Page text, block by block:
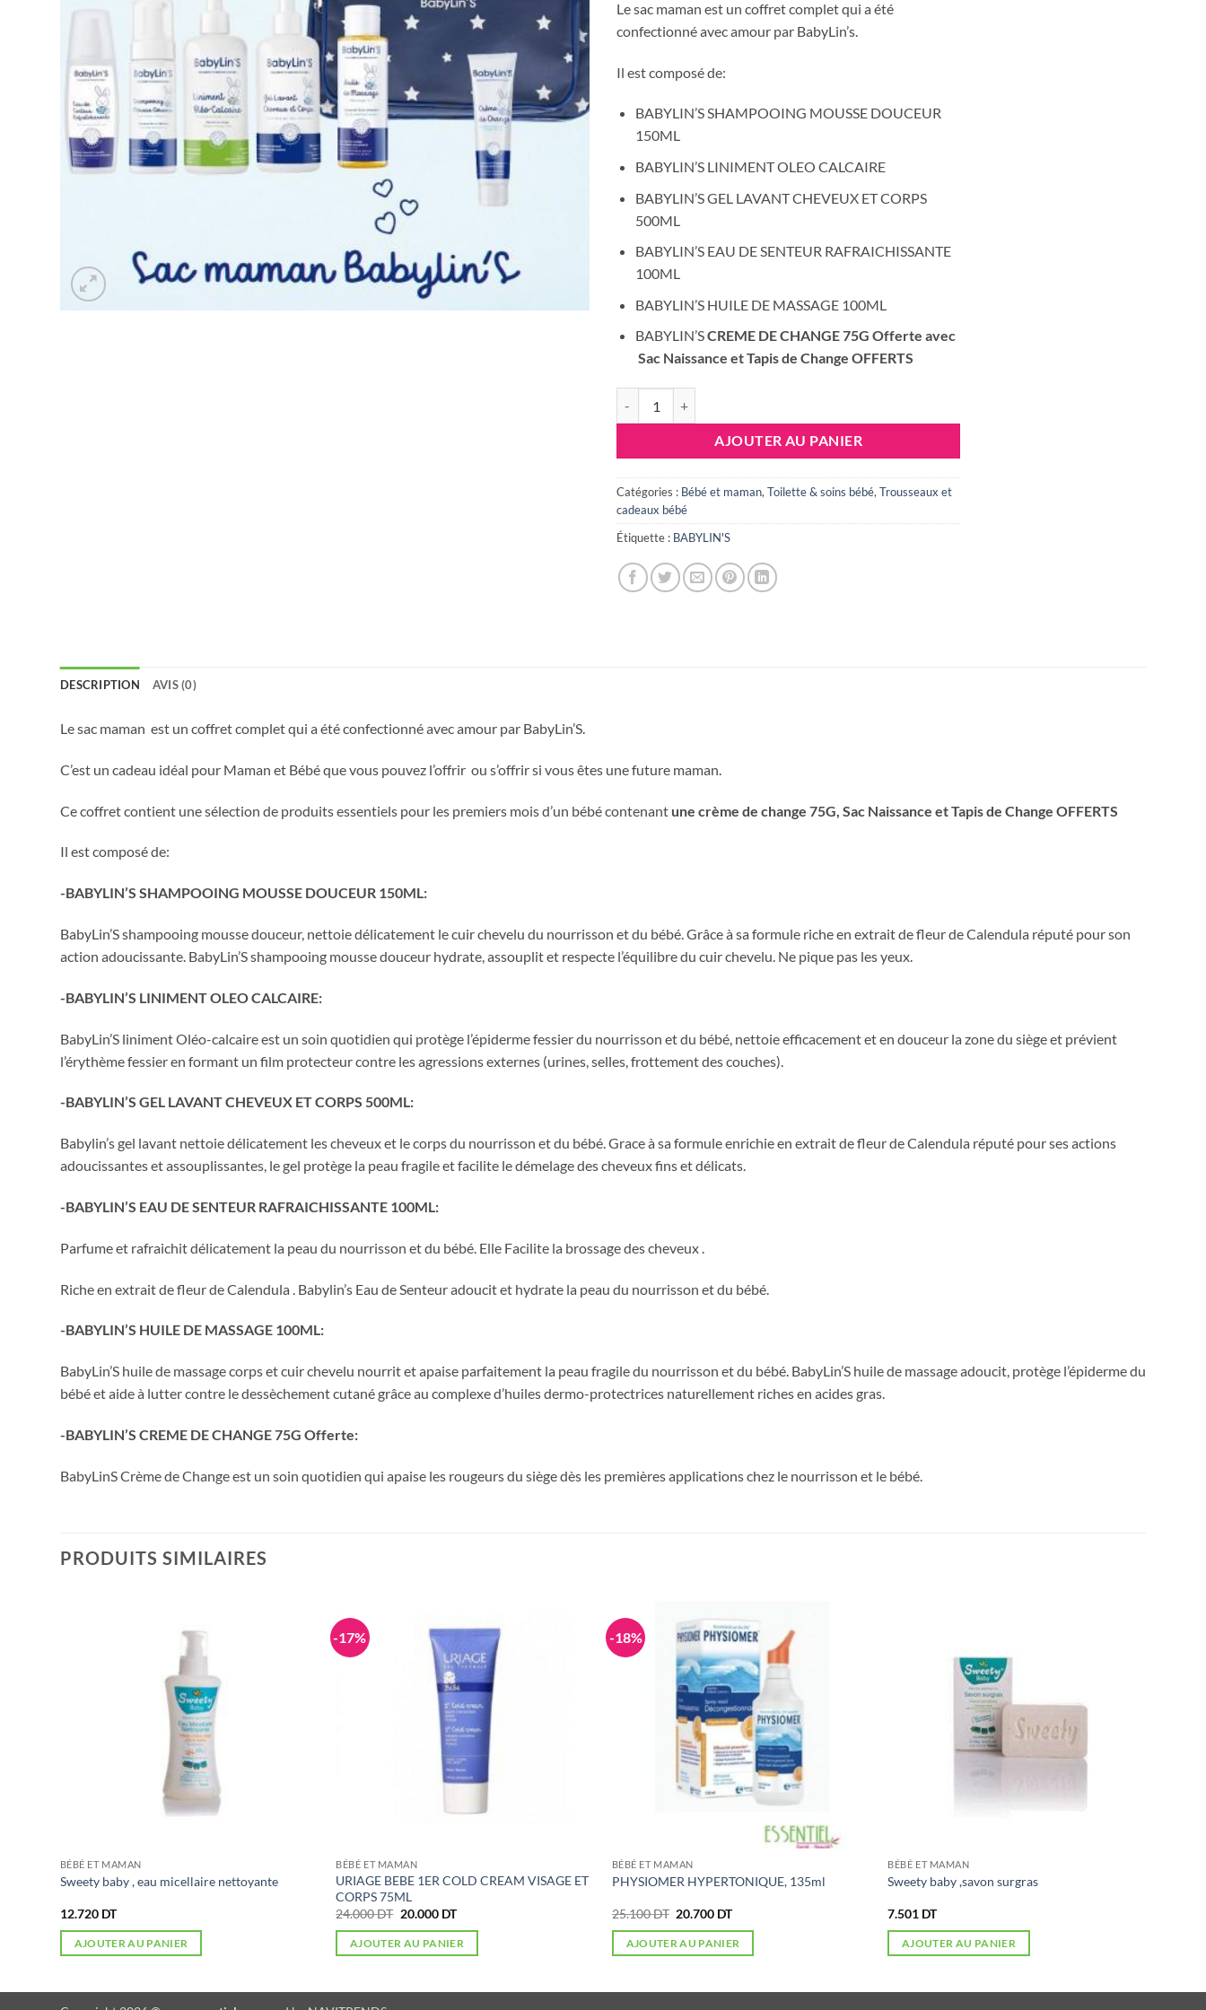
initial
était :
Le sac maman est un coffret complet qui a été
confectionné avec amour par BabyLin’s.
Il est composé de:
BABYLIN’S SHAMPOOING MOUSSE DOUCEUR
150ML
BABYLIN’S LINIMENT OLEO CALCAIRE
BABYLIN’S GEL LAVANT CHEVEUX ET CORPS
500ML
BABYLIN’S EAU DE SENTEUR RAFRAICHISSANTE
100ML
BABYLIN’S HUILE DE MASSAGE 100ML
BABYLIN’SCREME DE CHANGE 75G Offerte avec
Sac Naissance et Tapis de Change OFFERTS
AJOUTER AU PANIER
Catégories : Bébé et maman, Toilette & soins bébé, Trousseaux et
cadeaux bébé
Étiquette : BABYLIN'S
DESCRIPTION AVIS (0)
Le sac maman est un coffret complet qui a été confectionné avec amour par BabyLin’S.
C’est un cadeau idéal pour Maman et Bébé que vous pouvez l’offrir ou s’offrir si vous êtes une future maman.
Ce coffret contient une sélection de produits essentiels pour les premiers mois d’un bébé contenant une crème de change 75G, Sac Naissance et Tapis de Change OFFERTS
Il est composé de:
-BABYLIN’S SHAMPOOING MOUSSE DOUCEUR 150ML:
BabyLin’S shampooing mousse douceur, nettoie délicatement le cuir chevelu du nourrisson et du bébé. Grâce à sa formule riche en extrait de fleur de Calendula réputé pour son
action adoucissante. BabyLin’S shampooing mousse douceur hydrate, assouplit et respecte l’équilibre du cuir chevelu. Ne pique pas les yeux.
-BABYLIN’S LINIMENT OLEO CALCAIRE:
BabyLin’S liniment Oléo-calcaire est un soin quotidien qui protège l’épiderme fessier du nourrisson et du bébé, nettoie efficacement et en douceur la zone du siège et prévient
l’érythème fessier en formant un film protecteur contre les agressions externes (urines, selles, frottement des couches).
-BABYLIN’S GEL LAVANT CHEVEUX ET CORPS 500ML:
Babylin’s gel lavant nettoie délicatement les cheveux et le corps du nourrisson et du bébé. Grace à sa formule enrichie en extrait de fleur de Calendula réputé pour ses actions
adoucissantes et assouplissantes, le gel protège la peau fragile et facilite le démelage des cheveux fins et délicats.
-BABYLIN’S EAU DE SENTEUR RAFRAICHISSANTE 100ML:
Parfume et rafraichit délicatement la peau du nourrisson et du bébé. Elle Facilite la brossage des cheveux .
Riche en extrait de fleur de Calendula . Babylin’s Eau de Senteur adoucit et hydrate la peau du nourrisson et du bébé.
-BABYLIN’S HUILE DE MASSAGE 100ML:
BabyLin’S huile de massage corps et cuir chevelu nourrit et apaise parfaitement la peau fragile du nourrisson et du bébé. BabyLin’S huile de massage adoucit, protège l’épiderme du
bébé et aide à lutter contre le dessèchement cutané grâce au complexe d’huiles dermo-protectrices naturellement riches en acides gras.
-BABYLIN’S CREME DE CHANGE 75G Offerte:
BabyLinS Crème de Change est un soin quotidien qui apaise les rougeurs du siège dès les premières applications chez le nourrisson et le bébé.
PRODUITS SIMILAIRES
BÉBÉ ET MAMAN
Sweety baby , eau micellaire nettoyante
12.720 DT
AJOUTER AU PANIER
-17%
BÉBÉ ET MAMAN
URIAGE BEBE 1ER COLD CREAM VISAGE ET
CORPS 75ML
24.000DT Le
initial
était :
20.000 DTLe
actuel
est :
AJOUTER AU PANIER
-18%
BÉBÉ ET MAMAN
PHYSIOMER HYPERTONIQUE, 135ml
25.100DT Le
initial
était :
20.700 DTLe
actuel
est :
AJOUTER AU PANIER
BÉBÉ ET MAMAN
Sweety baby ,savon surgras
7.501 DT
AJOUTER AU PANIER